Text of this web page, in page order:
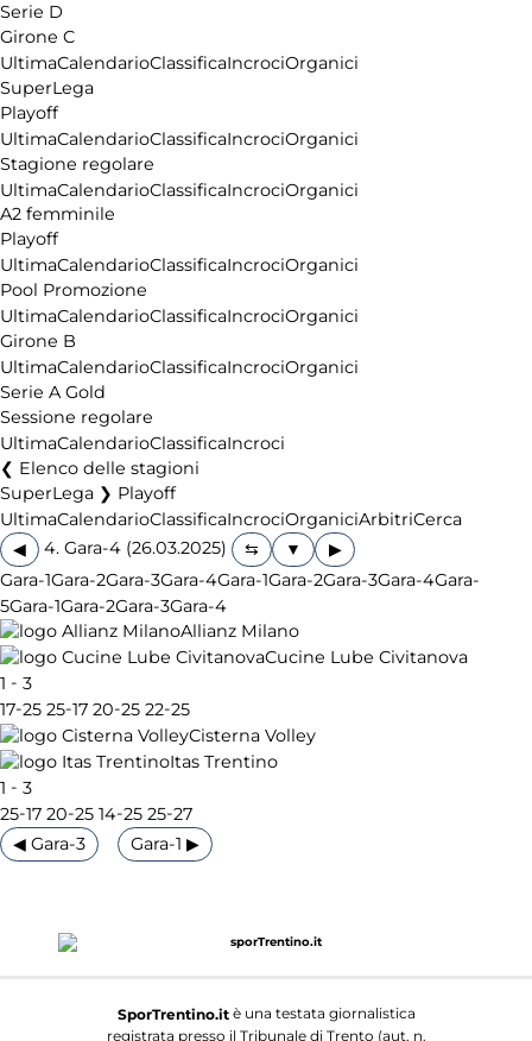
Serie D
Girone C
UltimaCalendarioClassificaIncrociOrganici
SuperLega
Playoff
UltimaCalendarioClassificaIncrociOrganici
Stagione regolare
UltimaCalendarioClassificaIncrociOrganici
A2 femminile
Playoff
UltimaCalendarioClassificaIncrociOrganici
Pool Promozione
UltimaCalendarioClassificaIncrociOrganici
Girone B
UltimaCalendarioClassificaIncrociOrganici
Serie A Gold
Sessione regolare
UltimaCalendarioClassificaIncroci
Elenco delle stagioni
SuperLega ❯ Playoff
UltimaCalendarioClassificaIncrociOrganiciArbitriCerca
◀
4. Gara-4 (26.03.2025)
▶
Gara-1Gara-2Gara-3Gara-4Gara-1Gara-2Gara-3Gara-4Gara-
5Gara-1Gara-2Gara-3Gara-4
Allianz Milano
Cucine Lube Civitanova
1 - 3
17-25 25-17 20-25 22-25
Cisterna Volley
Itas Trentino
1 - 3
25-17 20-25 14-25 25-27
◀ Gara-3
Gara-1 ▶
SporTrentino.itè una testata giornalistica
registrata presso il Tribunale di Trento (aut. n.